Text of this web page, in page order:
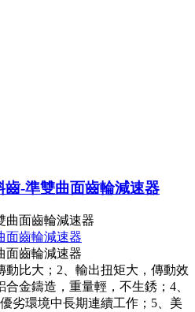
-準雙曲面齒輪減速器
面齒輪減速器
面齒輪減速器
動比大；2、輸出扭矩大，傳動效
金鑄造，重量輕，不生銹；4、
劣環境中長期連續工作；5、美